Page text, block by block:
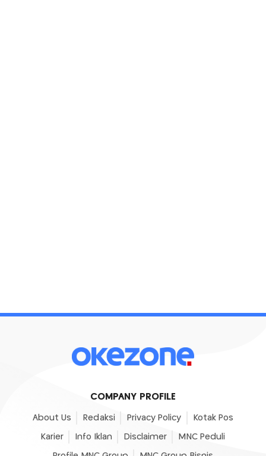
COMPANY PROFILE
About Us Redaksi Privacy Policy Kotak Pos
Karier Info Iklan Disclaimer MNC Peduli